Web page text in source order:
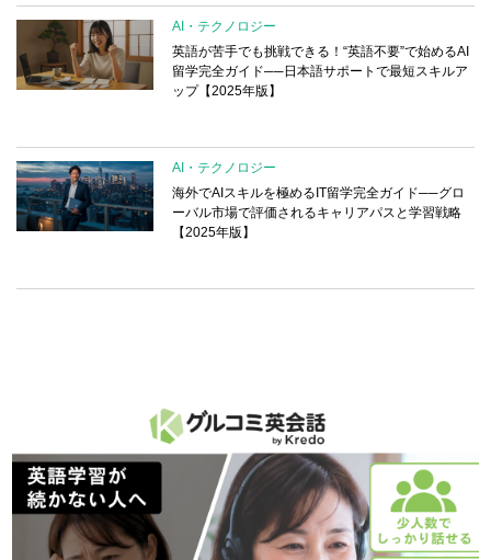
AI・テクノロジー
英語が苦手でも挑戦できる！“英語不要”で始めるAI
留学完全ガイド──日本語サポートで最短スキルア
ップ【2025年版】
AI・テクノロジー
海外でAIスキルを極めるIT留学完全ガイド──グロ
ーバル市場で評価されるキャリアパスと学習戦略
【2025年版】